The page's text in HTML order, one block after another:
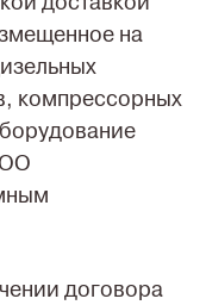
на
компрессорных
договора